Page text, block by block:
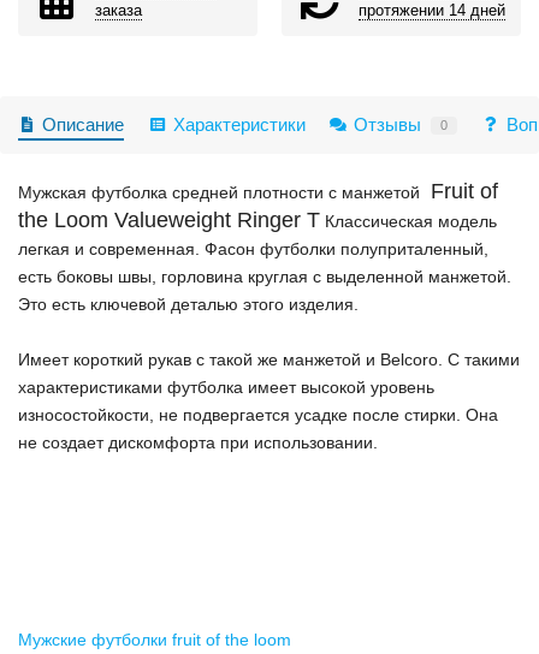
заказа
протяжении 14 дней
Описание Характеристики Отзывы 0
Мужская футболка средней плотности с манжетой
Fruit of
the Loom Valueweight Ringer T Классическая модель
легкая и современная. Фасон футболки полуприталенный,
есть боковы швы, горловина круглая с выделенной манжетой.
Это есть ключевой деталью этого изделия.
Имеет короткий рукав с такой же манжетой и Belcoro. С такими
характеристиками футболка имеет высокой уровень
износостойкости, не подвергается усадке после стирки. Она
не создает дискомфорта при использовании.
Мужские футболки fruit of the loom